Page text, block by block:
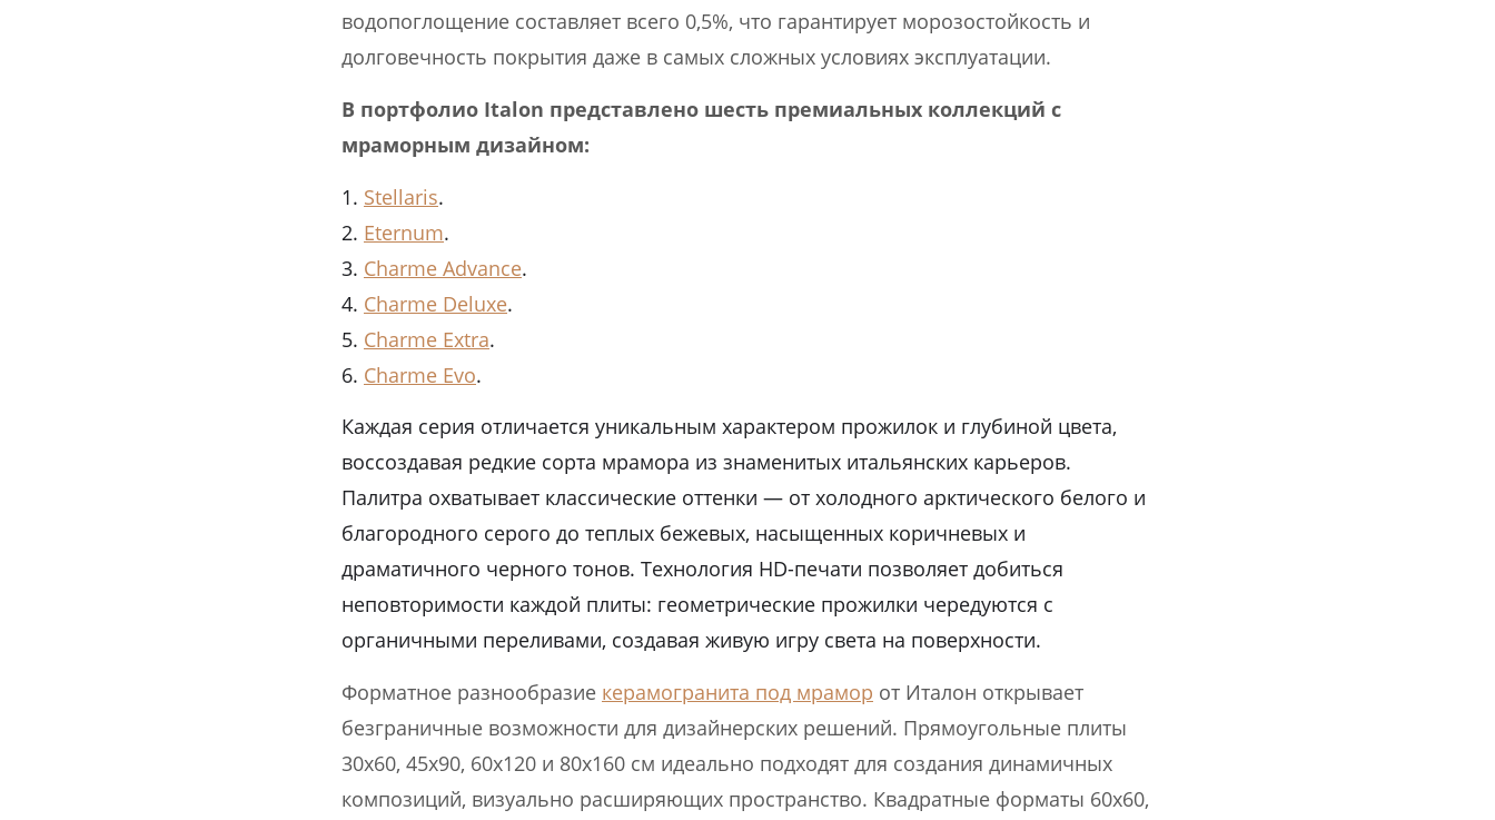
водопоглощение составляет всего 0,5%, что гарантирует морозостойкость и
долговечность покрытия даже в самых сложных условиях эксплуатации.
В портфолио Italon представлено шесть премиальных коллекций с
мраморным дизайном:
Stellaris.
Eternum.
Charme Advance.
Charme Deluxe.
Charme Extra.
Charme Evo.
Каждая серия отличается уникальным характером прожилок и глубиной цвета,
воссоздавая редкие сорта мрамора из знаменитых итальянских карьеров.
Палитра охватывает классические оттенки — от холодного арктического белого и
благородного серого до теплых бежевых, насыщенных коричневых и
драматичного черного тонов. Технология HD-печати позволяет добиться
неповторимости каждой плиты: геометрические прожилки чередуются с
органичными переливами, создавая живую игру света на поверхности.
Форматное разнообразие керамогранита под мрамор от Италон открывает
безграничные возможности для дизайнерских решений. Прямоугольные плиты
30х60, 45х90, 60х120 и 80х160 см идеально подходят для создания динамичных
композиций, визуально расширяющих пространство. Квадратные форматы 60х60,